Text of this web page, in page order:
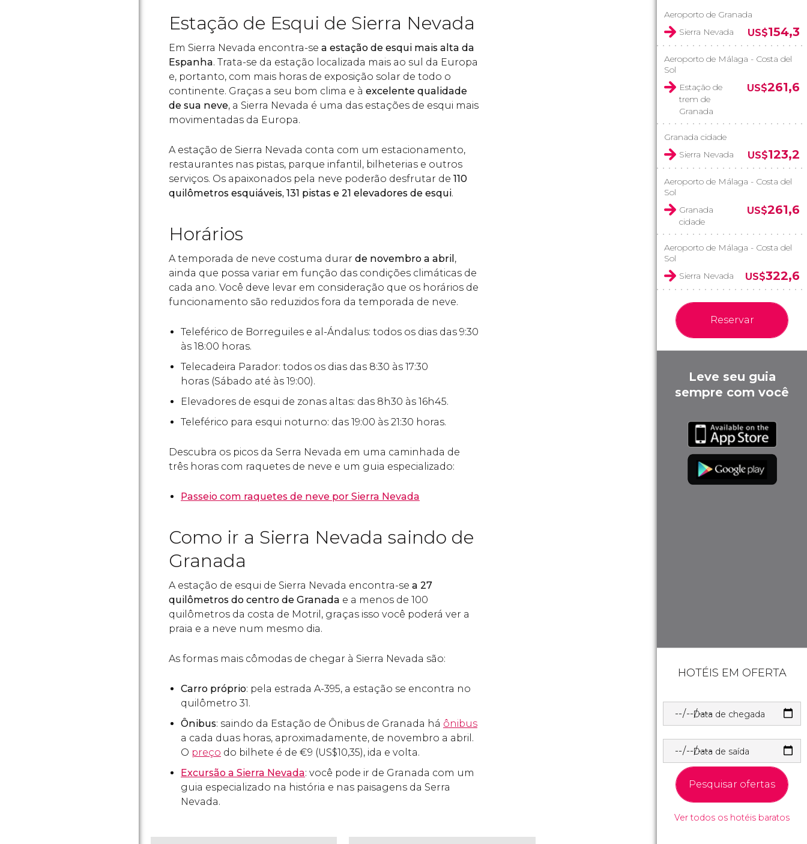
Estação de Esqui de Sierra Nevada
Em Sierra Nevada encontra-se a estação de esqui mais alta da
Espanha. Trata-se da estação localizada mais ao sul da Europa
e, portanto, com mais horas de exposição solar de todo o
continente. Graças a seu bom clima e à excelente qualidade
de sua neve, a Sierra Nevada é uma das estações de esqui mais
movimentadas da Europa.
A estação de Sierra Nevada conta com um estacionamento,
restaurantes nas pistas, parque infantil, bilheterias e outros
serviços. Os apaixonados pela neve poderão desfrutar de 110
quilômetros esquiáveis, 131 pistas e 21 elevadores de esqui.
Horários
A temporada de neve costuma durar de novembro a abril ,
ainda que possa variar em função das condições climáticas de
cada ano. Você deve levar em consideração que os horários de
funcionamento são reduzidos fora da temporada de neve.
Teleférico de Borreguiles e al-Ándalus: todos os dias das 9:30
às 18:00 horas.
Telecadeira Parador: todos os dias das 8:30 às 17:30
horas (Sábado até às 19:00).
Elevadores de esqui de zonas altas: das 8h30 às 16h45.
Teleférico para esqui noturno: das 19:00 às 21:30 horas.
Descubra os picos da Serra Nevada em uma caminhada de
três horas com raquetes de neve e um guia especializado:
Passeio com raquetes de neve por Sierra Nevada
Como ir a Sierra Nevada saindo de
Granada
A estação de esqui de Sierra Nevada encontra-se a 27
quilômetros do centro de Granada e a menos de 100
quilômetros da costa de Motril, graças isso você poderá ver a
praia e a neve num mesmo dia.
As formas mais cômodas de chegar à Sierra Nevada são:
Carro próprio: pela estrada A-395, a estação se encontra no
quilômetro 31.
Ônibus: saindo da Estação de Ônibus de Granada há ônibus
a cada duas horas, aproximadamente, de novembro a abril.
O preço do bilhete é de €9 (US$10,35), ida e volta.
Excursão a Sierra Nevada: você pode ir de Granada com um
guia especializado na história e nas paisagens da Serra
Nevada.
Aeroporto de Granada
Sierra Nevada
US$154,3
Aeroporto de Málaga - Costa del
Sol
Estação de
trem de
Granada
US$261,6
Granada cidade
Sierra Nevada
US$123,2
Aeroporto de Málaga - Costa del
Sol
Granada
cidade
US$261,6
Aeroporto de Málaga - Costa del
Sol
Sierra Nevada
US$322,6
Reservar
Leve seu guia
sempre com você
HOTÉIS EM OFERTA
Data de chegada
Data de saída
Pesquisar ofertas
Ver todos os hotéis baratos